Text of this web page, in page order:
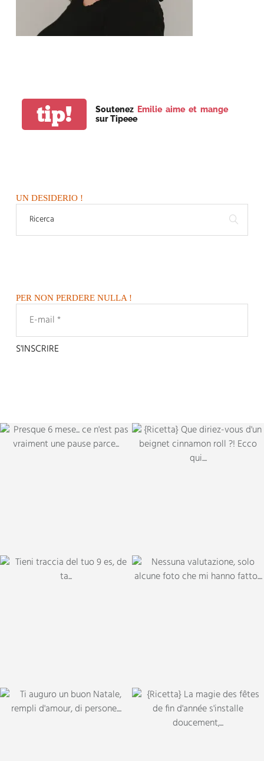
tip! Soutenez Emilie aime et mange
sur Tipeee
UN DESIDERIO !
PER NON PERDERE NULLA !